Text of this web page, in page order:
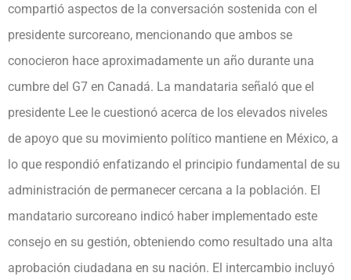
compartió aspectos de la conversación sostenida con el
presidente surcoreano, mencionando que ambos se
conocieron hace aproximadamente un año durante una
cumbre del G7 en Canadá. La mandataria señaló que el
presidente Lee le cuestionó acerca de los elevados niveles
de apoyo que su movimiento político mantiene en México, a
lo que respondió enfatizando el principio fundamental de su
administración de permanecer cercana a la población. El
mandatario surcoreano indicó haber implementado este
consejo en su gestión, obteniendo como resultado una alta
aprobación ciudadana en su nación. El intercambio incluyó